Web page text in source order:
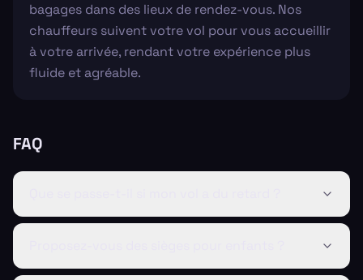
bagages dans des lieux de rendez-vous. Nos
chauffeurs suivent votre vol pour vous accueillir
à votre arrivée, rendant votre expérience plus
fluide et agréable.
FAQ